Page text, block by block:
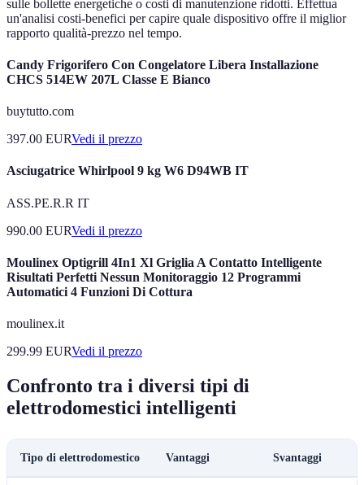
sulle bollette energetiche o costi di manutenzione ridotti. Effettua
un'analisi costi-benefici per capire quale dispositivo offre il miglior
rapporto qualità-prezzo nel tempo.
Candy Frigorifero Con Congelatore Libera Installazione
CHCS 514EW 207L Classe E Bianco
buytutto.com
397.00 EURVedi il prezzo
Asciugatrice Whirlpool 9 kg W6 D94WB IT
ASS.PE.R.R IT
990.00 EURVedi il prezzo
Moulinex Optigrill 4In1 Xl Griglia A Contatto Intelligente
Risultati Perfetti Nessun Monitoraggio 12 Programmi
Automatici 4 Funzioni Di Cottura
moulinex.it
299.99 EURVedi il prezzo
Confronto tra i diversi tipi di
elettrodomestici intelligenti
Tipo di elettrodomestico Vantaggi Svantaggi